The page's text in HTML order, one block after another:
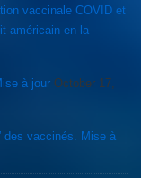
vaccinale COVID et
américain en la
à jour October 17,
des vaccinés. Mise à